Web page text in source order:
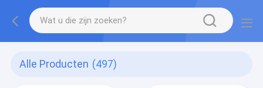
Alle Producten (497)